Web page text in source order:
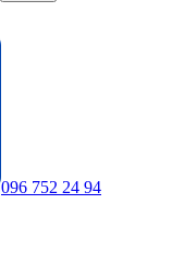
096 752 24 94